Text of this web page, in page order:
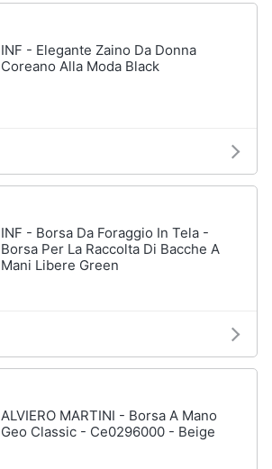
INF - Elegante Zaino Da Donna
Coreano Alla Moda Black
INF - Borsa Da Foraggio In Tela -
Borsa Per La Raccolta Di Bacche A
Mani Libere Green
ALVIERO MARTINI - Borsa A Mano
Geo Classic - Ce0296000 - Beige